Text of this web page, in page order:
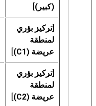
(كبير)]
[تركيز بؤري
لمنطقة
عريضة (C1)
]
[تركيز بؤري
لمنطقة
عريضة (C2)
]